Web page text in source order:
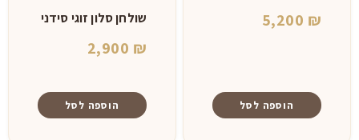
5,200 ₪
הוספה לסל
שולחן סלון זוגי סידני
2,900 ₪
הוספה לסל